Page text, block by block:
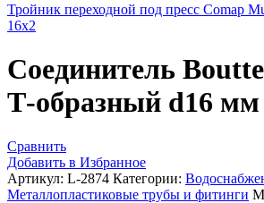
Тройник переходной под пресс Comap
16x2
Соединитель
Т-образный d16 мм
Сравнить
Добавить в Избранное
Артикул: L-2874 Категории:
Металлопластиковые трубы и фитинги